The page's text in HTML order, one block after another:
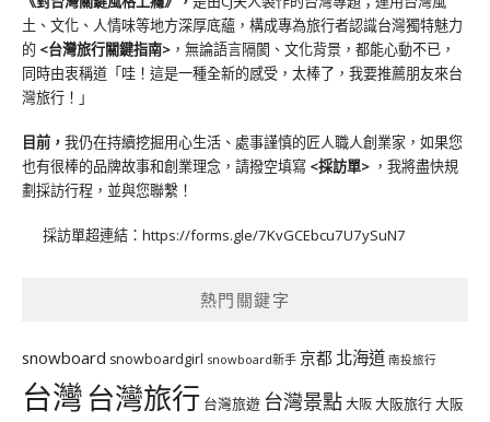
土、文化、人情味等地方深厚底蘊，構成專為旅行者認識台灣獨特魅力
的 <台灣旅行關鍵指南> ，無論語言隔閡、文化背景，都能心動不已，
同時由衷稱道「哇！這是一種全新的感受，太棒了，我要推薦朋友來台
灣旅行！」
目前， 我仍在持續挖掘用心生活、處事謹慎的匠人職人創業家，如果您
也有很棒的品牌故事和創業理念，請撥空填寫 <採訪單> ，我將盡快規
劃採訪行程，並與您聯繫！
採訪單超連結： https://forms.gle/7KvGCEbcu7U7ySuN7
熱門關鍵字
snowboard snowboardgirl snowboard新手 京都 北海道 南投旅行
台灣台灣旅行 台灣旅遊 台灣景點大阪大阪旅行大阪